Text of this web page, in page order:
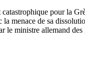
pour la
menace de sa
le ministre allemand